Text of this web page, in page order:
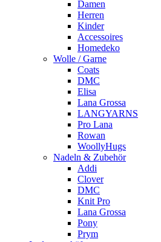
Damen
Herren
Kinder
Accessoires
Homedeko
Wolle / Garne
Coats
DMC
Elisa
Lana Grossa
LANGYARNS
Pro Lana
Rowan
WoollyHugs
Nadeln & Zubehör
Addi
Clover
DMC
Knit Pro
Lana Grossa
Pony
Prym